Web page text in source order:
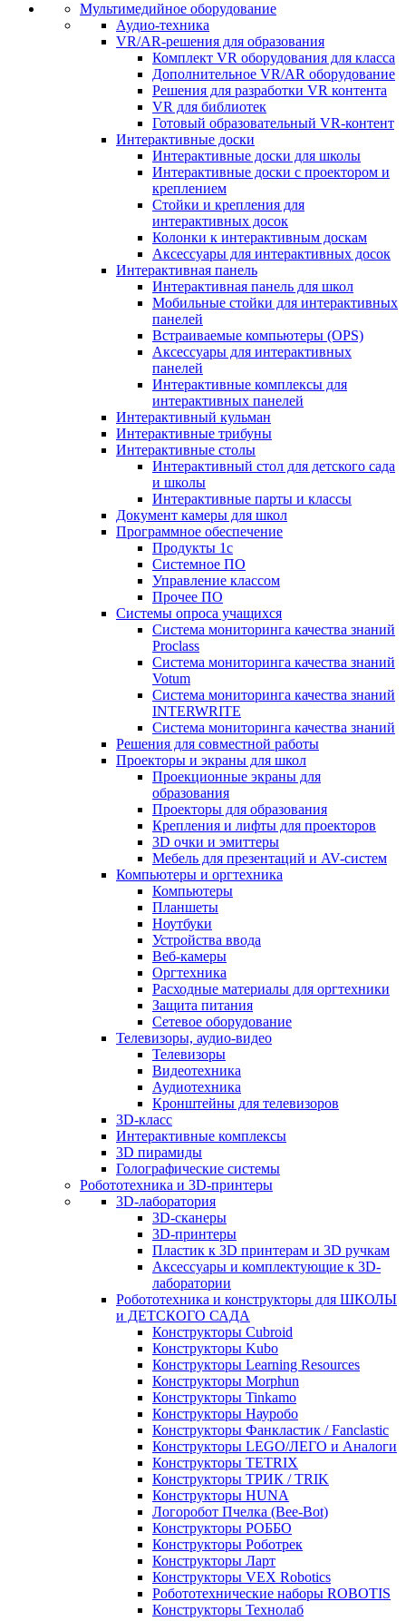
Мультимедийное оборудование
Аудио-техника
VR/AR-решения для образования
Комплект VR оборудования для класса
Дополнительное VR/AR оборудование
Решения для разработки VR контента
VR для библиотек
Готовый образовательный VR-контент
Интерактивные доски
Интерактивные доски для школы
Интерактивные доски с проектором и
креплением
Стойки и крепления для
интерактивных досок
Колонки к интерактивным доскам
Аксессуары для интерактивных досок
Интерактивная панель
Интерактивная панель для школ
Мобильные стойки для интерактивных
панелей
Встраиваемые компьютеры (OPS)
Аксессуары для интерактивных
панелей
Интерактивные комплексы для
интерактивных панелей
Интерактивный кульман
Интерактивные трибуны
Интерактивные столы
Интерактивный стол для детского сада
и школы
Интерактивные парты и классы
Документ камеры для школ
Программное обеспечение
Продукты 1с
Системное ПО
Управление классом
Прочее ПО
Системы опроса учащихся
Система мониторинга качества знаний
Proclass
Система мониторинга качества знаний
Votum
Система мониторинга качества знаний
INTERWRITE
Система мониторинга качества знаний
Решения для совместной работы
Проекторы и экраны для школ
Проекционные экраны для
образования
Проекторы для образования
Крепления и лифты для проекторов
3D очки и эмиттеры
Мебель для презентаций и AV-систем
Компьютеры и оргтехника
Компьютеры
Планшеты
Ноутбуки
Устройства ввода
Веб-камеры
Оргтехника
Расходные материалы для оргтехники
Защита питания
Сетевое оборудование
Телевизоры, аудио-видео
Телевизоры
Видеотехника
Аудиотехника
Кронштейны для телевизоров
3D-класс
Интерактивные комплексы
3D пирамиды
Голографические системы
Робототехника и 3D-принтеры
3D-лаборатория
3D-сканеры
3D-принтеры
Пластик к 3D принтерам и 3D ручкам
Аксессуары и комплектующие к 3D-
лаборатории
Робототехника и конструкторы для ШКОЛЫ
и ДЕТСКОГО САДА
Конструкторы Cubroid
Конструкторы Kubo
Конструкторы Learning Resources
Конструкторы Morphun
Конструкторы Tinkamo
Конструкторы Науробо
Конструкторы Фанкластик / Fanclastic
Конструкторы LEGO/ЛЕГО и Аналоги
Конструкторы TETRIX
Конструкторы ТРИК / TRIK
Конструкторы HUNA
Логоробот Пчелка (Bee-Bot)
Конструкторы РОББО
Конструкторы Роботрек
Конструкторы Ларт
Конструкторы VEX Robotics
Робототехнические наборы ROBOTIS
Конструкторы Технолаб